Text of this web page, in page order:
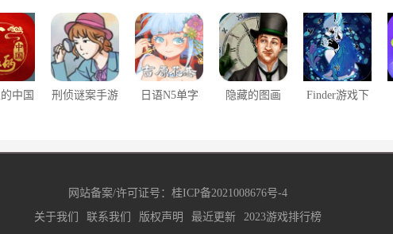
中国 刑侦谜案手游
日语N5单字
隐藏的图画
Finder游戏下
网站备案/许可证号： 桂ICP备2021008676号-4
关于我们
联系我们 版权声明 最近更新 2023游戏排行榜